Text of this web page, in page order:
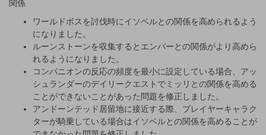
関係
ワールドボスを討伐時にイソベルとの関係を高められるよう
になりました。
ルーンストーンを収集するとエンバーとの関係がより高めら
れるようになりました。
コンパニオンの反応の頻度を最小に設定している場合、アッ
シュランダーのデイリークエストでミッリとの関係を高める
ことができないことがあった問題を修正しました。
アンドーンテッド居留地に接近する際、プレイヤーキャラク
ターが騎乗している場合はイソベルとの関係を高めることが